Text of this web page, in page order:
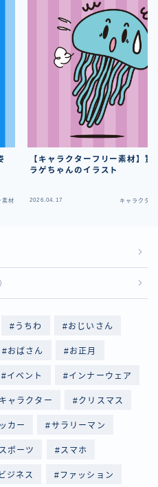
素材
【キャラクターフリー素材】驚
ラゲちゃんのイラスト
2026.04.17 キャラクター
うちわ おじいさん
おばさん お正月
イベント インナーウェア
キャラクター クリスマス
カー サラリーマン
スポーツ スマホ
ビジネス ファッション